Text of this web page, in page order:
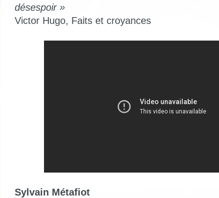
désespoir »
Victor Hugo, Faits et croyances
Sylvain Métafiot